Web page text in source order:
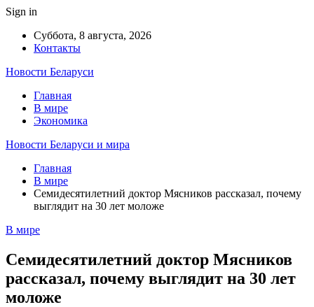
Sign in
Суббота, 8 августа, 2026
Контакты
Новости Беларуси
Главная
В мире
Экономика
Новости Беларуси и мира
Главная
В мире
Семидесятилетний доктор Мясников рассказал, почему
выглядит на 30 лет моложе
В мире
Семидесятилетний доктор Мясников
рассказал, почему выглядит на 30 лет
моложе